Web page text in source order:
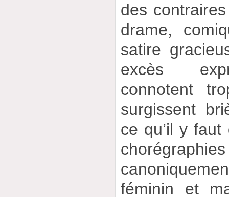
des
drame,
satire
excès
connotent
surgissent
ce qu’il y
féminin et